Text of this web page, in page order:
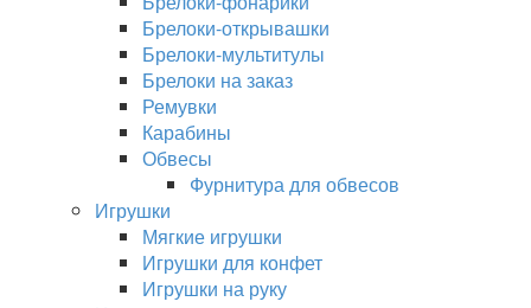
Брелоки-открывашки
Брелоки-мультитулы
Брелоки на заказ
Ремувки
Карабины
Обвесы
Фурнитура для обвесов
Игрушки
Мягкие игрушки
Игрушки для конфет
Игрушки на руку